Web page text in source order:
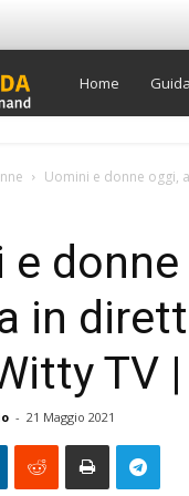
Super
Home
Uomini e donne oggi,
e
in
TV
- 21 Maggio 2021